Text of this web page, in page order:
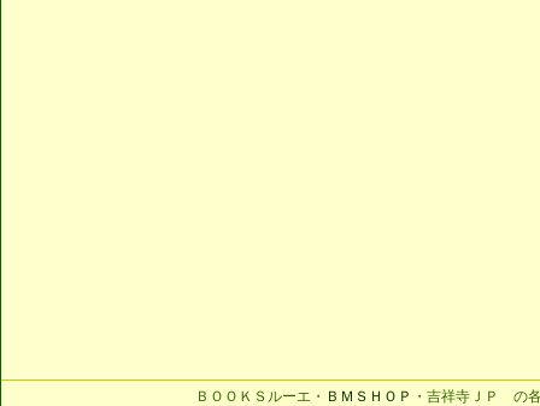
ＢＯＯＫＳルーエ・ ＢＭＳＨＯＰ ・吉祥寺ＪＰ の